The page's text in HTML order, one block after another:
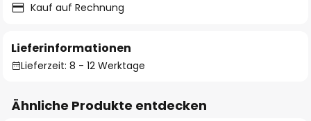
Kauf auf Rechnung
Lieferinformationen
Lieferzeit: 8 - 12 Werktage
Ähnliche Produkte entdecken